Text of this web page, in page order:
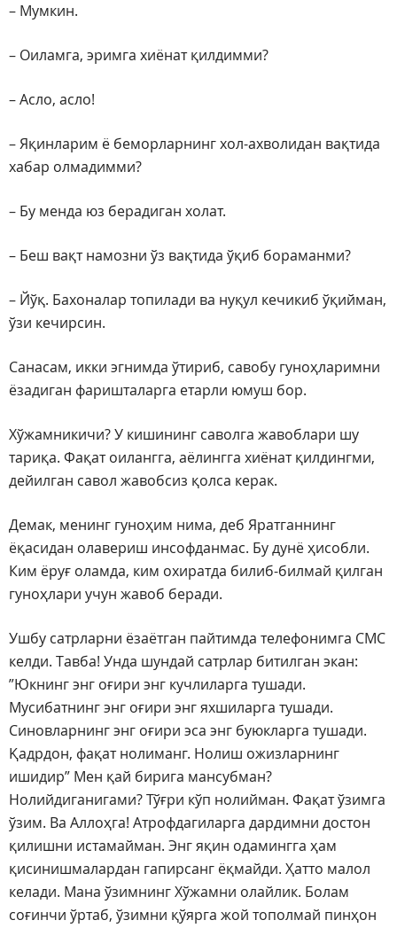
– Мумкин.
– Оиламга, эримга хиёнат қилдимми?
– Асло, асло!
– Яқинларим ё беморларнинг хол-ахволидан вақтида
хабар олмадимми?
– Бу менда юз берадиган холат.
– Беш вақт намозни ўз вақтида ўқиб бораманми?
– Йўқ. Бахоналар топилади ва нуқул кечикиб ўқийман,
ўзи кечирсин.
Санасам, икки эгнимда ўтириб, савобу гуноҳларимни
ёзадиган фаришталарга етарли юмуш бор.
Хўжамникичи? У кишининг саволга жавоблари шу
тариқа. Фақат оилангга, аёлингга хиёнат қилдингми,
дейилган савол жавобсиз қолса керак.
Демак, менинг гуноҳим нима, деб Яратганнинг
ёқасидан олавериш инсофданмас. Бу дунё ҳисобли.
Ким ёруғ оламда, ким охиратда билиб-билмай қилган
гуноҳлари учун жавоб беради.
Ушбу сатрларни ёзаётган пайтимда телефонимга СМС
келди. Тавба! Унда шундай сатрлар битилган экан:
”Юкнинг энг оғири энг кучлиларга тушади.
Мусибатнинг энг оғири энг яхшиларга тушади.
Синовларнинг энг оғири эса энг буюкларга тушади.
Қадрдон, фақат нолиманг. Нолиш ожизларнинг
ишидир” Мен қай бирига мансубман?
Нолийдиганигами? Тўғри кўп нолийман. Фақат ўзимга
ўзим. Ва Аллоҳга! Атрофдагиларга дардимни достон
қилишни истамайман. Энг яқин одамингга ҳам
қисинишмалардан гапирсанг ёқмайди. Ҳатто малол
келади. Мана ўзимнинг Хўжамни олайлик. Болам
соғинчи ўртаб, ўзимни қўярга жой тополмай пинҳон